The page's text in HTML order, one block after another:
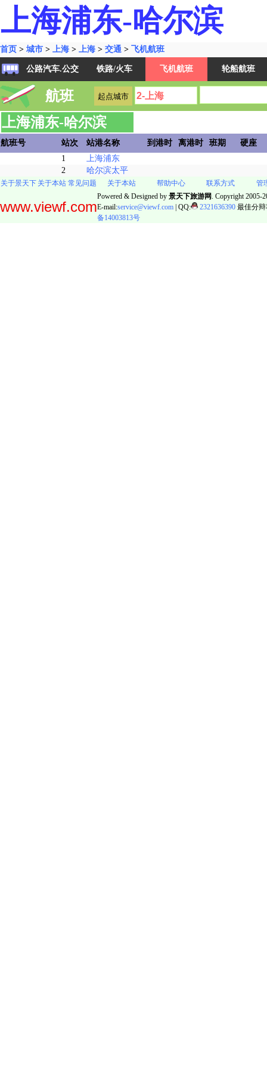
上海浦东-哈尔滨
首页 > 城市 > 上海 > 上海 > 交通 > 飞机航班
公路汽车.公交 铁路/火车 飞机航班 轮船航班
航班
上海浦东-哈尔滨
航班号 站次 站港名称 到港时 离港时 班期
硬座
1
上海浦东
2
哈尔滨太平
关于景天下 关于本站 常见问题 关于本站 帮助中心 联系方式 管
www.viewf.com
Powered & Designed by 景天下旅游网 . Copyright 2005-
E-mail:service@viewf.com | QQ: 2321636390 最佳分
备14003813号